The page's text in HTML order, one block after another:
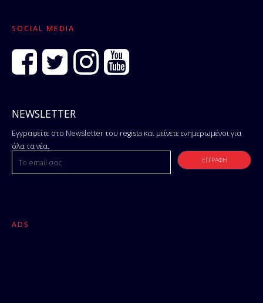
SOCIAL MEDIA
NEWSLETTER
Εγγραφείτε στο Newsletter του regista και μείνετε ενημερωμένοι για
όλα τα νέα.
ADS